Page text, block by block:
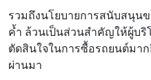
รวมถึงนโยบายการสนับสนุน
ค้ำ ล้วนเป็นส่วนสำคัญให้ผู้บ
ตัดสินใจในการซื้อรถยนต์มา
ผ่านมา